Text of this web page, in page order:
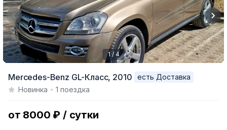
of
1 / 4
Mercedes-Benz GL-Класс, 2010
есть Доставка
Новинка
1 поездка
от 8000 ₽ / сутки